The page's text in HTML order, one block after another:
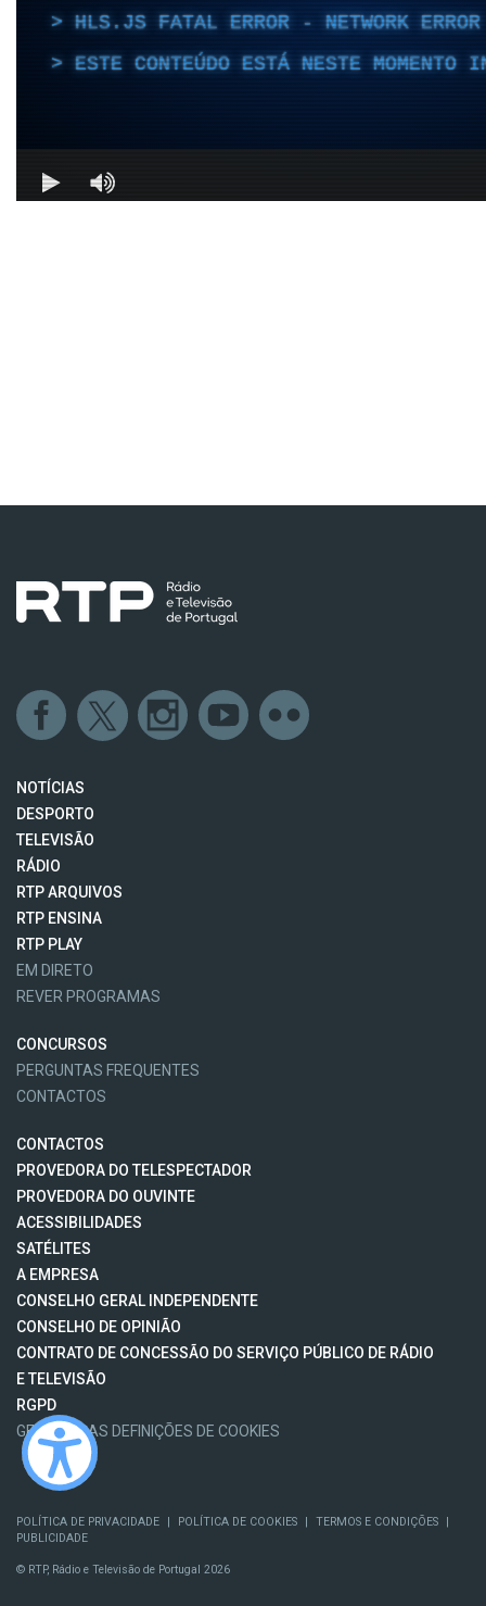
NOTÍCIAS
DESPORTO
TELEVISÃO
RÁDIO
RTP ARQUIVOS
RTP ENSINA
RTP PLAY
EM DIRETO
REVER PROGRAMAS
CONCURSOS
PERGUNTAS FREQUENTES
CONTACTOS
CONTACTOS
PROVEDORA DO TELESPECTADOR
PROVEDORA DO OUVINTE
ACESSIBILIDADES
SATÉLITES
A EMPRESA
CONSELHO GERAL INDEPENDENTE
CONSELHO DE OPINIÃO
CONTRATO DE CONCESSÃO DO SERVIÇO PÚBLICO DE RÁDIO
E TELEVISÃO
RGPD
GESTÃO DAS DEFINIÇÕES DE COOKIES
POLÍTICA DE PRIVACIDADE | POLÍTICA DE COOKIES | TERMOS E CONDIÇÕES
|
PUBLICIDADE
© RTP, Rádio e Televisão de Portugal 2026